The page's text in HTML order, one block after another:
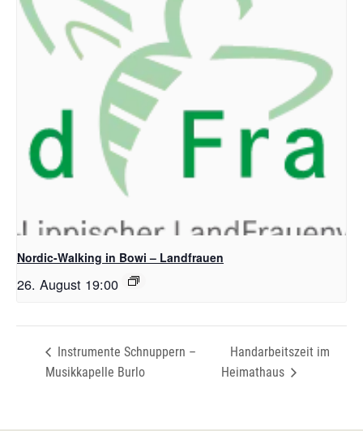
Nordic-Walking in Bowi – Landfrauen
26. August 19:00
Instrumente Schnuppern –
Musikkapelle Burlo
Handarbeitszeit im
Heimathaus